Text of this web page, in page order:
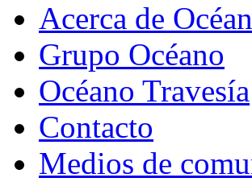
Acerca de
Grupo Océano
Océano Travesía
Contacto
Medios de